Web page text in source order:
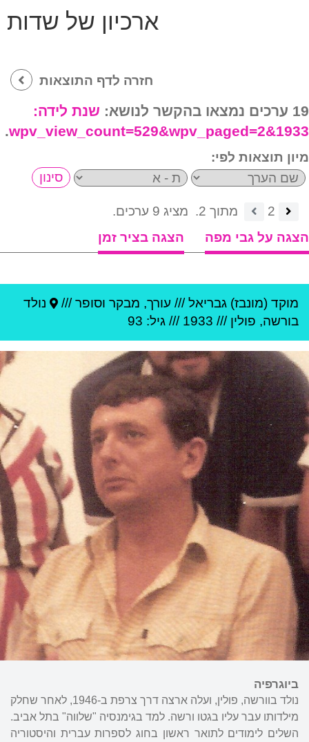
ארכיון של שדות
חזרה לדף התוצאות
19 ערכים נמצאו בהקשר לנושא:
שנת לידה:
1933&wpv_view_count=529&wpv_paged=2
.
מיון תוצאות לפי:
2 מתוך 2.
מציג 9 ערכים.
הצגה על גבי מפה
הצגה בציר זמן
מוקד (מונבז) גבריאל/// עורך, מבקר וסופר ///
נולד
בורשה, פולין ///
1933 /// גיל: 93
ביוגרפיה
נולד בוורשה, פולין, ועלה ארצה דרך צרפת ב-1946, לאחר שחלק
מילדותו עבר עליו בגטו ורשה. למד בגימנסיה "שלווה" בתל אביב.
השלים לימודים לתואר ראשון בחוג לספרות עברית והיסטוריה